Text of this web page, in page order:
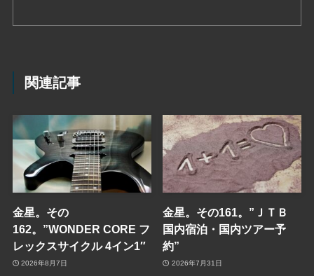
関連記事
金星。その
162。”WONDER CORE フ
レックスサイクル 4イン1″
2026年8月7日
金星。その161。”ＪＴＢ
国内宿泊・国内ツアー予
約”
2026年7月31日